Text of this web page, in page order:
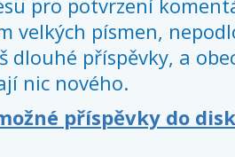
pro potvrzení
velkých písmen,
dlouhé příspěvky, a
nic nového.
příspěvky do